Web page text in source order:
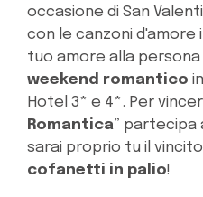
occasione di San
con le canzoni d'amore
tuo amore alla
weekend romantico
Hotel 3* e 4*. Per
Romantica” partecipa
sarai proprio tu il
cofanetti in palio!